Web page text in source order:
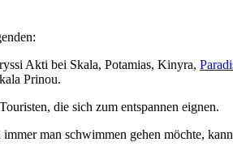
Akti bei Skala, Potamias, Kinyra,
Prinou.
die sich zum entspannen eignen.
man schwimmen gehen möchte,